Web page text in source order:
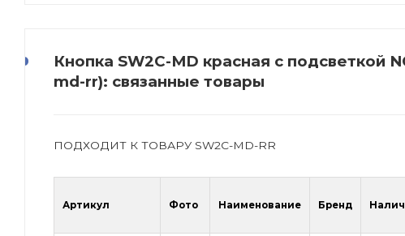
Кнопка SW2C-MD красная с подсветкой
md-rr): связанные товары
ПОДХОДИТ К ТОВАРУ SW2C-MD-RR
Артикул Фото Наименование Бренд